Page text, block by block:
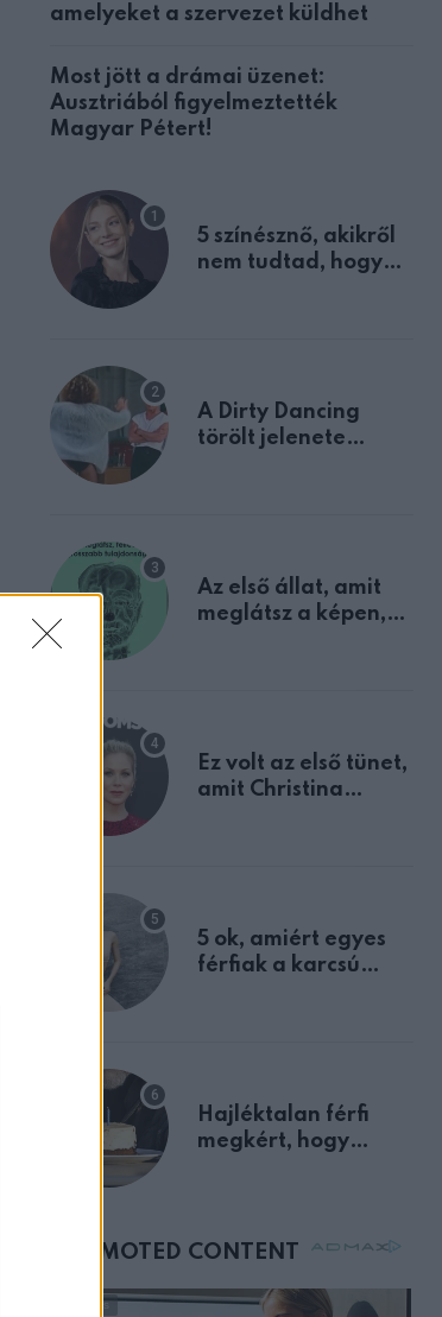
amelyeket a szervezet küldhet
Most jött a drámai üzenet:
Ausztriából figyelmeztették
Magyar Pétert!
5 színésznő, akikről
nem tudtad, hogy
A Dirty Dancing
törölt jelenete
Az első állat, amit
meglátsz a képen,
Ez volt az első tünet,
amit Christina
5 ok, amiért egyes
férfiak a karcsú
Hajléktalan férfi
megkért, hogy
mellettem ült az első